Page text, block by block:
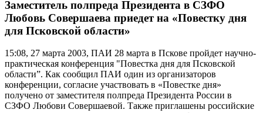
Заместитель полпреда Президента в СЗФО
Любовь Совершаева приедет на «Повестку дня
для Псковской области»
15:08, 27 марта 2003, ПАИ 28 марта в Пскове пройдет научно-
практическая конференция "Повестка дня для Псковской
области”. Как сообщил ПАИ один из организаторов
конференции, согласие участвовать в «Повестке дня»
получено от заместителя полпреда Президента России в
СЗФО Любови Совершаевой. Также приглашены российские